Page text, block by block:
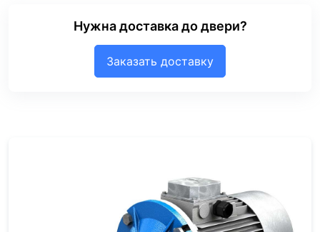
Нужна доставка до двери?
Заказать доставку